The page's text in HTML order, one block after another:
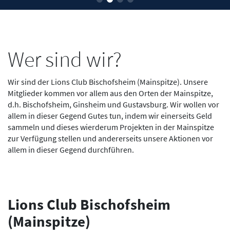
Wer sind wir?
Wir sind der Lions Club Bischofsheim (Mainspitze). Unsere
Mitglieder kommen vor allem aus den Orten der Mainspitze,
d.h. Bischofsheim, Ginsheim und Gustavsburg. Wir wollen vor
allem in dieser Gegend Gutes tun, indem wir einerseits Geld
sammeln und dieses wierderum Projekten in der Mainspitze
zur Verfügung stellen und andererseits unsere Aktionen vor
allem in dieser Gegend durchführen.​​​​​
Lions Club Bischofsheim
(Mainspitze)